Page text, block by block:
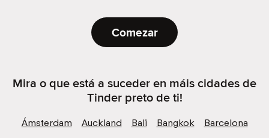
Comezar
Mira o que está a suceder en máis cidades de
Tinder preto de ti!
Ámsterdam Auckland Bali Bangkok
Barcelona